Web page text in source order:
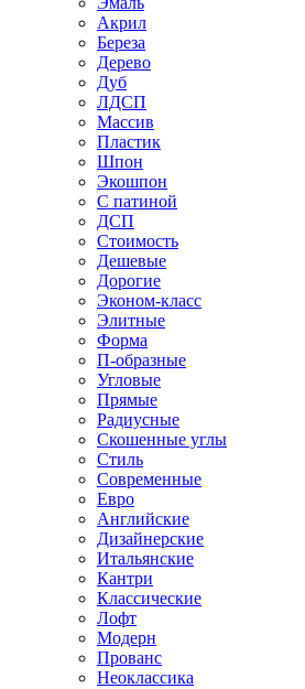
Акрил
Береза
Дерево
Дуб
ЛДСП
Массив
Пластик
Шпон
Экошпон
С патиной
ДСП
Стоимость
Дешевые
Дорогие
Эконом-класс
Элитные
Форма
П-образные
Угловые
Прямые
Радиусные
Скошенные углы
Стиль
Современные
Евро
Английские
Дизайнерские
Итальянские
Кантри
Классические
Лофт
Модерн
Прованс
Неоклассика